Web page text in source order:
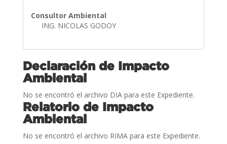
Consultor Ambiental
ING. NICOLAS GODOY
Declaración de Impacto
Ambiental
No se encontró el archivo DIA para este Expediente.
Relatorio de Impacto
Ambiental
No se encontró el archivo RIMA para este Expediente.